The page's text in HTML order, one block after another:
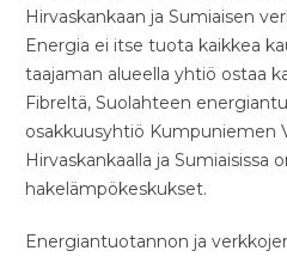
Hirvaskankaan ja Sumiaisen
Energia ei itse tuota kaikkea
taajaman alueella yhtiö ostaa
Fibreltä, Suolahteen
osakkuusyhtiö Kumpuniemen
Hirvaskankaalla ja Sumiaisissa
hakelämpökeskukset.
Energiantuotannon ja